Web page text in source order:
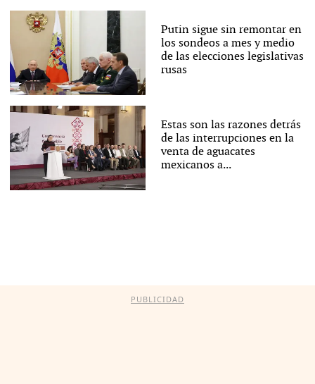
Putin sigue sin remontar en
los sondeos a mes y medio
de las elecciones legislativas
rusas
Estas son las razones detrás
de las interrupciones en la
venta de aguacates
mexicanos a...
PUBLICIDAD